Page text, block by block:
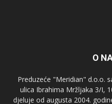
O
Preduzeće "Meridian" d.o.o.
ulica Ibrahima Mržljaka 3/I,
djeluje od augusta 2004.